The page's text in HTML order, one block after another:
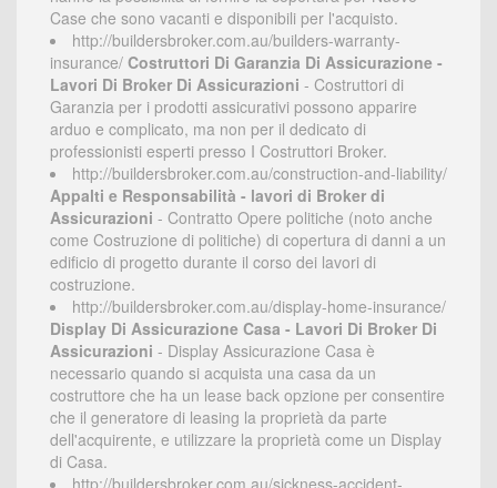
Case che sono vacanti e disponibili per l'acquisto.
http://buildersbroker.com.au/builders-warranty-
insurance/ Costruttori Di Garanzia Di Assicurazione -
Lavori Di Broker Di Assicurazioni - Costruttori di
Garanzia per i prodotti assicurativi possono apparire
arduo e complicato, ma non per il dedicato di
professionisti esperti presso I Costruttori Broker.
http://buildersbroker.com.au/construction-and-liability/
Appalti e Responsabilità - lavori di Broker di
Assicurazioni - Contratto Opere politiche (noto anche
come Costruzione di politiche) di copertura di danni a un
edificio di progetto durante il corso dei lavori di
costruzione.
http://buildersbroker.com.au/display-home-insurance/
Display Di Assicurazione Casa - Lavori Di Broker Di
Assicurazioni - Display Assicurazione Casa è
necessario quando si acquista una casa da un
costruttore che ha un lease back opzione per consentire
che il generatore di leasing la proprietà da parte
dell'acquirente, e utilizzare la proprietà come un Display
di Casa.
http://buildersbroker.com.au/sickness-accident-